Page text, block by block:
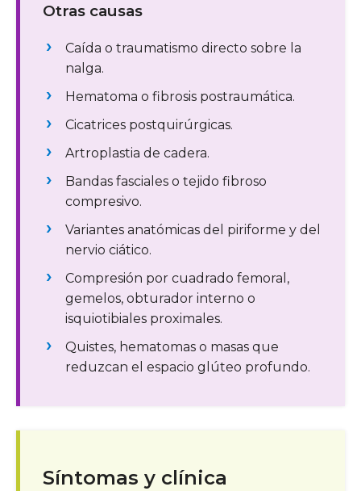
Otras causas
Caída o traumatismo directo sobre la
nalga.
Hematoma o fibrosis postraumática.
Cicatrices postquirúrgicas.
Artroplastia de cadera.
Bandas fasciales o tejido fibroso
compresivo.
Variantes anatómicas del piriforme y del
nervio ciático.
Compresión por cuadrado femoral,
gemelos, obturador interno o
isquiotibiales proximales.
Quistes, hematomas o masas que
reduzcan el espacio glúteo profundo.
Síntomas y clínica